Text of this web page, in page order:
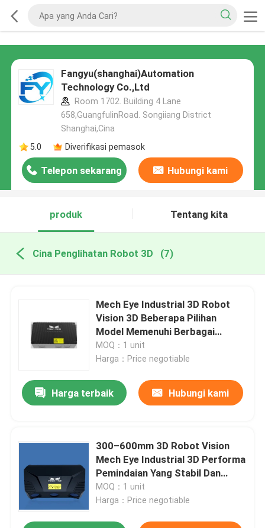
Fangyu(shanghai)Automation
Technology Co.,Ltd
Room 1702. Building 4 Lane
658,GuangfulinRoad. Songiiang District
Shanghai,Cina
5.0
Diverifikasi pemasok
Telepon sekarang Hubungi kami
produk Tentang kita
Cina Penglihatan Robot 3D (7)
Mech Eye Industrial 3D Robot
Vision 3D Beberapa Pilihan
Model Memenuhi Berbagai
Persyaratan Jarak
MOQ：1 unit
Harga：Price negotiable
Harga terbaik Hubungi kami
300–600mm 3D Robot Vision
Mech Eye Industrial 3D Performa
Pemindaian Yang Stabil Dan
Andal
MOQ：1 unit
Harga：Price negotiable